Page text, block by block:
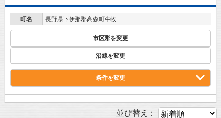
町名 長野県下伊那郡高森町牛牧
市区郡を変更
沿線を変更
条件を変更
並び替え：